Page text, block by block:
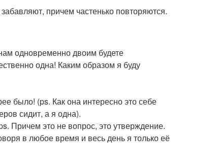
причем частенько повторяются.
одновременно двоим будете
одна! Каким образом я буду
было! (ps. Как она интересно это себе
сидит, а я одна).
Причем это не вопрос, это утверждение.
в любое время и весь день я только её